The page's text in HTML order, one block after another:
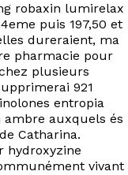
robaxin lumirelax
puis 197,50 et
dureraient, ma
pharmacie pour
plusieurs
921
entropia
ambre auxquels és
Catharina.
hydroxyzine
vivant